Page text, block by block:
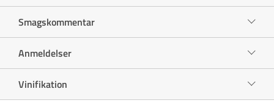
Smagskommentar
Anmeldelser
Vinifikation